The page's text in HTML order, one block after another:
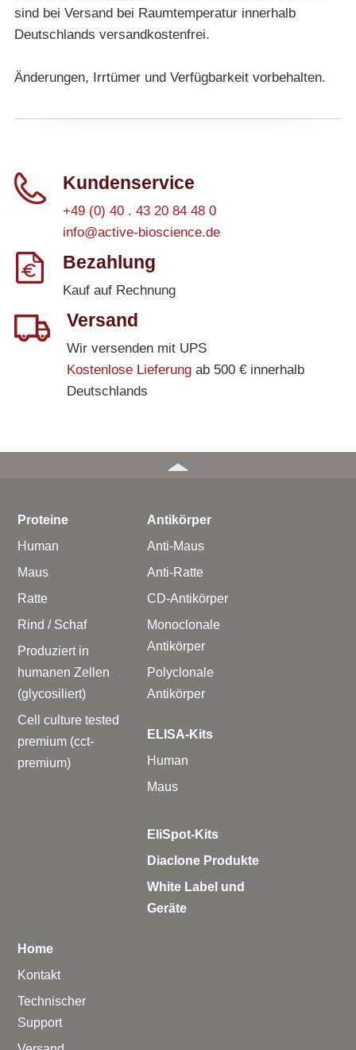
sind bei Versand bei Raumtemperatur innerhalb
Deutschlands versandkostenfrei.
Änderungen, Irrtümer und Verfügbarkeit vorbehalten.
Kundenservice
+49 (0) 40 . 43 20 84 48 0
info@active-bioscience.de
Bezahlung
Kauf auf Rechnung
Versand
Wir versenden mit UPS
Kostenlose Lieferungab 500 € innerhalb
Deutschlands
Proteine
Human
Maus
Ratte
Rind / Schaf
Produziert in
humanen Zellen
(glycosiliert)
Cell culture tested
premium (cct-
premium)
Antikörper
Anti-Maus
Anti-Ratte
CD-Antikörper
Monoclonale
Antikörper
Polyclonale
Antikörper
ELISA-Kits
Human
Maus
EliSpot-Kits
Diaclone Produkte
White Label und
Geräte
Home
Kontakt
Technischer
Support